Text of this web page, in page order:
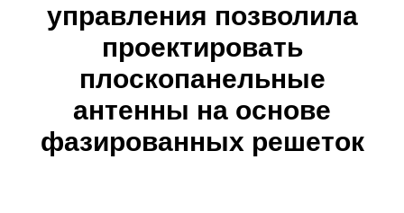
управления позволила
проектировать
плоскопанельные
антенны на основе
фазированных решеток